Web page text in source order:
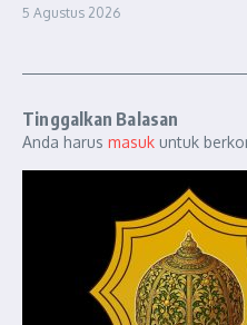
5 Agustus 2026
Tinggalkan Balasan
Anda harus masuk untuk